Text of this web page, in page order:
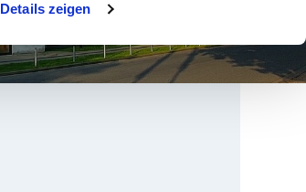
Details zeigen